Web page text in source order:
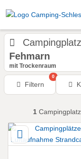
Campingplatz
Fehmarn
mit Trockenraum
Filtern
0
1 Campingplatz